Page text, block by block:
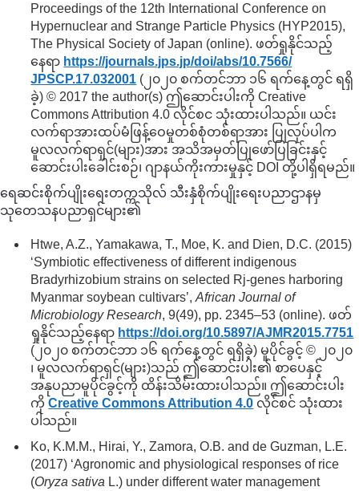
Proceedings of the 12th International Conference on
Hypernuclear and Strange Particle Physics (HYP2015),
The Physical Society of Japan (online). ဖတ်ရှုနိုင်သည့်
နေရာ https://journals.jps.jp/doi/abs/10.7566/
JPSCP.17.032001 (၂၀၂၀ စက်တင်ဘာ ၁၆ ရက်နေ့တွင် ရရှိ
ခဲ့) © 2017 the author(s) ဤဆောင်းပါးကို Creative
Commons Attribution 4.0 လိုင်စင သုံးထားပါသည်။ ယင်း
လက်ရာအားထပ်မံဖြန့်ဝေမှုတစ်စုံတစ်ရာအား ပြုလုပ်ပါက
မူလလက်ရာရှင်(များ)အား အသိအမှတ်ပြုဖော်ပြခြင်းနှင့်
ဆောင်းပါးခေါင်းစဉ်၊ ဂျာနယ်ကိုးကားမှုနှင့် DOI တို့ပါရှိရမည်။
ရေဆင်းစိုက်ပျိုးရေးတက္ကသိုလ် သီးနှံစိုက်ပျိုးရေးပညာဌာနမှ
သုတေသနပညာရှင်များ၏
Htwe, A.Z., Yamakawa, T., Moe, K. and Dien, D.C. (2015)
‘Symbiotic effectiveness of different indigenous
Bradyrhizobium strains on selected Rj-genes harboring
Myanmar soybean cultivars’,African Journal of
Microbiology Research, 9(49), pp. 2345–53 (online). ဖတ်
ရှုနိုင်သည့်နေရာ https://doi.org/10.5897/AJMR2015.7751
(၂၀၂၀ စက်တင်ဘာ ၁၆ ရက်နေ့တွင် ရရှိခဲ့) မူပိုင်ခွင့် © ၂၀၂၀
၊ မူလလက်ရာရှင်(များ)သည် ဤဆောင်းပါး၏ စာပေနှင့်
အနုပညာမူပိုင်ခွင့်ကို ထိန်းသိမ်းထားပါသည်။ ဤဆောင်းပါး
ကိုCreative Commons Attribution 4.0 လိုင်စင် သုံးထား
ပါသည်။
Ko, K.M.M., Hirai, Y., Zamora, O.B. and de Guzman, L.E.
(2017) ‘Agronomic and physiological responses of rice
(Oryza sativa L.) under different water management